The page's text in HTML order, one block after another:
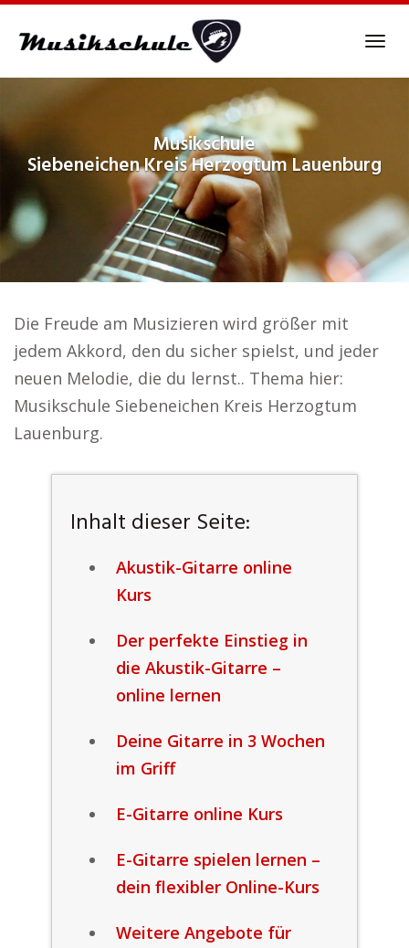
Musikschule
Siebeneichen Kreis Herzogtum Lauenburg
Die Freude am Musizieren wird größer mit
jedem Akkord, den du sicher spielst, und jeder
neuen Melodie, die du lernst.. Thema hier:
Musikschule Siebeneichen Kreis Herzogtum
Lauenburg.
Inhalt dieser Seite:
Akustik-Gitarre online
Kurs
Der perfekte Einstieg in
die Akustik-Gitarre –
online lernen
Deine Gitarre in 3 Wochen
im Griff
E-Gitarre online Kurs
E-Gitarre spielen lernen –
dein flexibler Online-Kurs
Weitere Angebote für